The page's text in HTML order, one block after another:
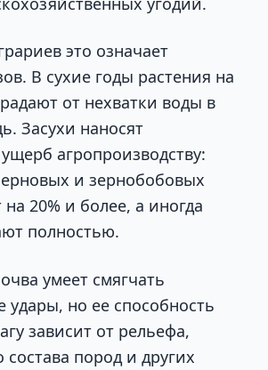
это означает
В сухие годы растения на
от нехватки воды в
Засухи наносят
агропроизводству:
и зернобобовых
на 20% и более, а иногда
полностью.
умеет смягчать
удары, но ее способность
зависит от рельефа,
состава пород и других